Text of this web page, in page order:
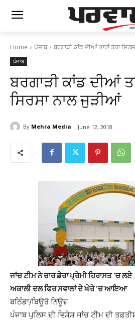
Home ਪੰਜਾਬ ਬਰਗਾੜੀ ਕਾਂਡ ਦੀਆਂ ਤਾਰਾਂ ਡੇਰਾ
ਪੰਜਾਬ
ਬਰਗਾੜੀ ਕਾਂਡ ਦੀਆਂ
ਸਿਰਸਾ ਨਾਲ ਜੁੜੀਆਂ
By Mehra Media June 12, 2018
ਜਾਂਚ ਟੀਮ ਨੇ ਚਾਰ ਡੇਰਾ ਪ੍ਰੇਮੀ ਹਿਰਾਸਤ ‘ਚ ਲਏ
ਅਕਾਲੀ ਦਲ ਫਿਰ ਸਵਾਲਾਂ ਦੇ ਘੇਰੇ ‘ਚ ਆਇਆ
ਬਠਿੰਡਾ/ਬਿਊਰੋ ਨਿਊਜ਼
ਪੰਜਾਬ ਪੁਲਿਸ ਦੀ ਵਿਸ਼ੇਸ਼ ਜਾਂਚ ਟੀਮ ਦੀ